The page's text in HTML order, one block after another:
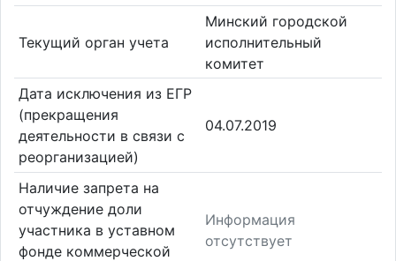
Текущий орган учета
Минский городской
исполнительный
комитет
Дата исключения из ЕГР
(прекращения
деятельности в связи с
реорганизацией)
04.07.2019
Наличие запрета на
отчуждение доли
участника в уставном
фонде коммерческой
Информация
отсутствует